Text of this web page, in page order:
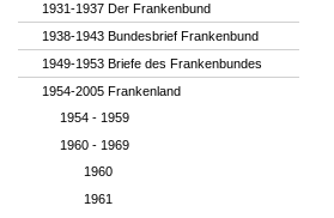
1931-1937 Der Frankenbund
1938-1943 Bundesbrief Frankenbund
1949-1953 Briefe des Frankenbundes
1954-2005 Frankenland
1954 - 1959
1960 - 1969
1960
1961